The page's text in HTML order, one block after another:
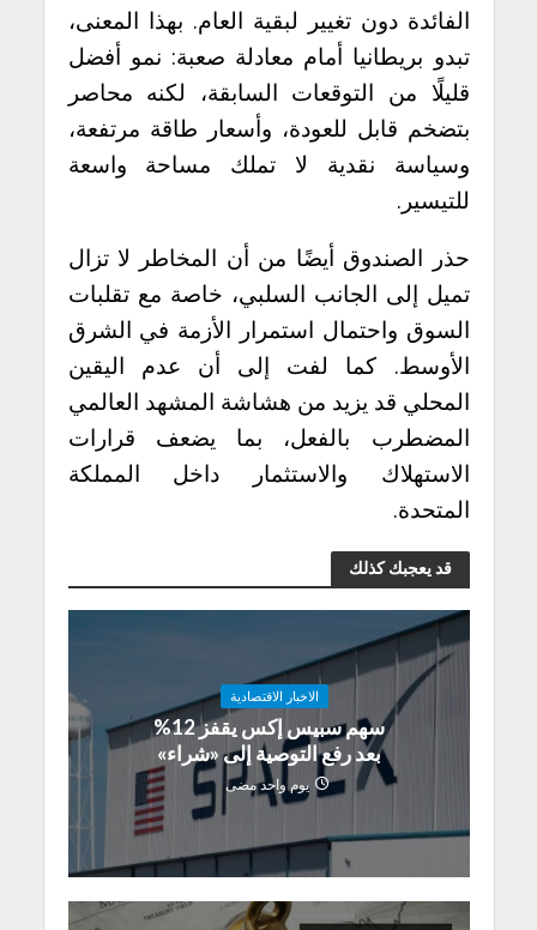
الفائدة دون تغيير لبقية العام. بهذا المعنى،
تبدو بريطانيا أمام معادلة صعبة: نمو أفضل
قليلًا من التوقعات السابقة، لكنه محاصر
بتضخم قابل للعودة، وأسعار طاقة مرتفعة،
وسياسة نقدية لا تملك مساحة واسعة
للتيسير.
حذر الصندوق أيضًا من أن المخاطر لا تزال
تميل إلى الجانب السلبي، خاصة مع تقلبات
السوق واحتمال استمرار الأزمة في الشرق
الأوسط. كما لفت إلى أن عدم اليقين
المحلي قد يزيد من هشاشة المشهد العالمي
المضطرب بالفعل، بما يضعف قرارات
الاستهلاك والاستثمار داخل المملكة
المتحدة.
قد يعجبك كذلك
الاخبار الاقتصادية
سهم سبيس إكس يقفز 12%
بعد رفع التوصية إلى «شراء»
يوم واحد مضى